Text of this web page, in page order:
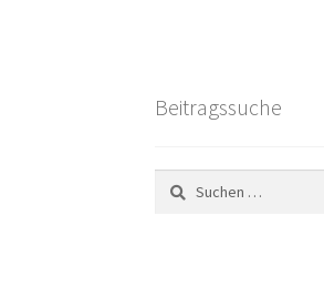
Beitragssuche
Suchen
nach: